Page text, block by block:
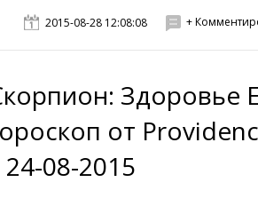
2015-08-28 12:08:08 +
Здоровье
от
24-08-2015